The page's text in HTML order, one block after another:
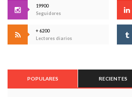
19900
Seguidores
+ 6200
Lectores diarios
POPULARES RECIENTES